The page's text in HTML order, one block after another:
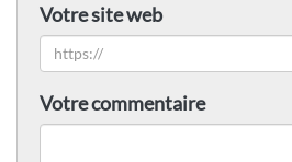
Votre site web
Votre commentaire